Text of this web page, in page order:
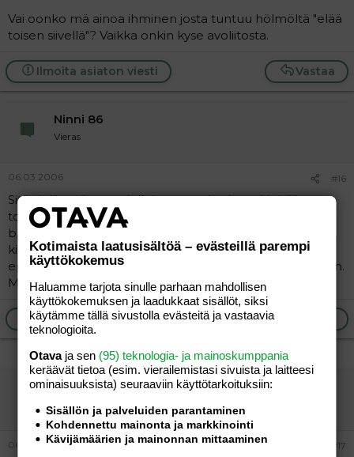
Vai oonko mä ainoa ihminen josta tuntuu hölmöltä "elää
toisen siivellä"? Vaikka onkin kyse avoliitosta.
Vastaa
Ilmoita asiaton viesti
Ninni 86
Vieras
06.03.2006 #16
Sitä vielä että en todellakaan tuu koskaan kieltään
toiselta toisen menoja. Päin vastoin, kun mies lähtee
baariin niin oon ennemmin kannustava että toinen saa
kivan illan. Mut paha olo tulee omasta
epävarmuudestani itseäni kohtaan ja asemaani kohtaan.
Mustasukkaisuus...
Ilmoita asiaton viesti
Micosa
Aktiivinen jäsen
06.03.2006 #17
Kotimaista laatusisältöä – evästeillä parempi
käyttökokemus
Haluamme tarjota sinulle parhaan mahdollisen
käyttökokemuksen ja laadukkaat sisällöt, siksi
käytämme tällä sivustolla evästeitä ja vastaavia
teknologioita.
Otavaja sen (95) teknologia- ja mainoskumppania
keräävät tietoa (esim. vierailemis­tasi sivuista ja laitteesi
ominaisuuk­sista) seuraaviin käyttötarkoituksiin:
Sisällön ja palveluiden parantaminen
Kohdennettu mainonta ja markkinointi
Kävijämäärien ja mainonnan mittaaminen